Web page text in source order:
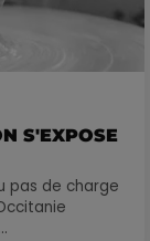
S'EXPOSE
pas de charge